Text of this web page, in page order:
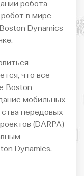
робота-
в мире
Dynamics
что все
Boston
мобильных
передовых
(DARPA)
Dynamics.